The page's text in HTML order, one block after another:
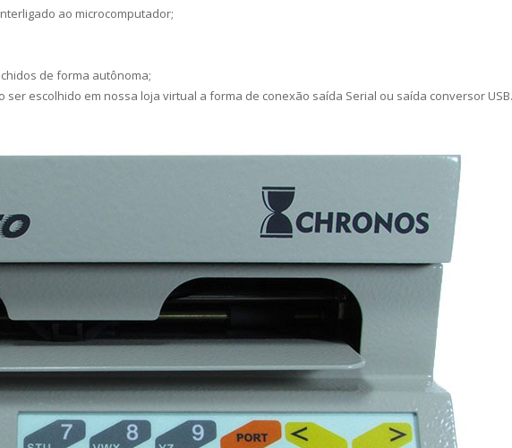
ao microcomputador;
de forma autônoma;
escolhido em nossa loja virtual a forma de conexão saída Serial ou saída conversor USB.